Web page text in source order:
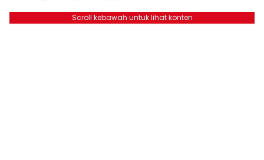
Scroll kebawah untuk lihat konten